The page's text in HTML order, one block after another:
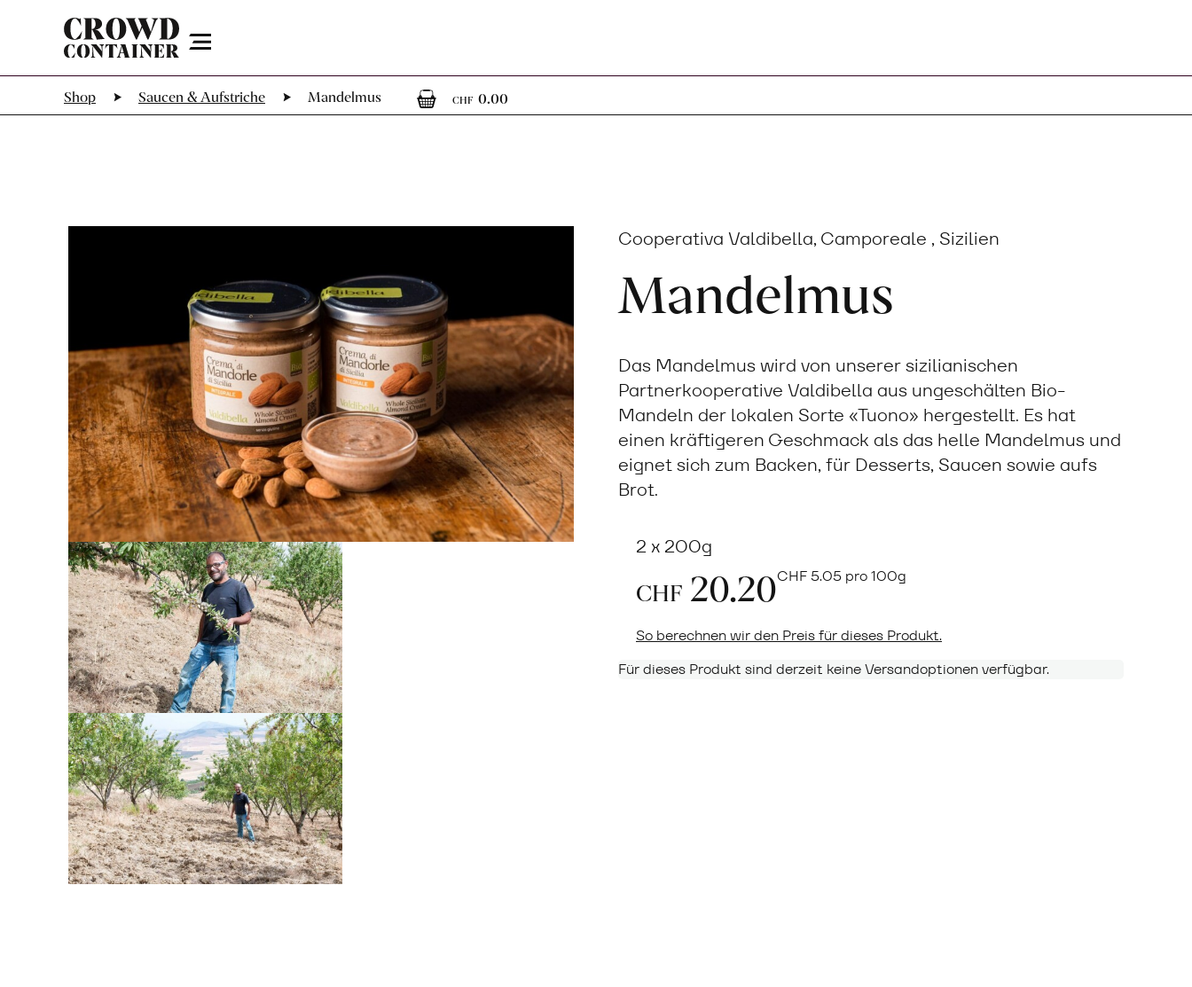
Menu
Shop Saucen & Aufstriche Mandelmus
CHF 0.000 Artikel im Warenkorb
Cooperativa Valdibella, Camporeale , Sizilien
Mandelmus
Das Mandelmus wird von unserer sizilianischen
Partnerkooperative Valdibella aus ungeschälten Bio-
Mandeln der lokalen Sorte «Tuono» hergestellt. Es hat
einen kräftigeren Geschmack als das helle Mandelmus und
eignet sich zum Backen, für Desserts, Saucen sowie aufs
Brot.
2 x 200g
CHF 20.20CHF5.05 pro 100g
So berechnen wir den Preis für dieses Produkt.
Für dieses Produkt sind derzeit keine Versandoptionen verfügbar.